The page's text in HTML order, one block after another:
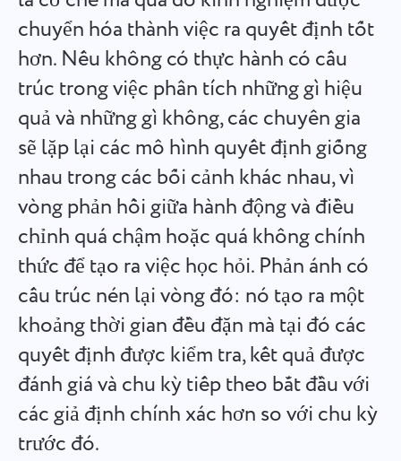
Français
עברית
हिन्दी
Italiano
中文 (中国)
Kiswahili
Português
Русский
Oʻzbek
chuyển hóa thành việc ra quyết định tốt
hơn. Nếu không có thực hành có cấu
trúc trong việc phân tích những gì hiệu
quả và những gì không, các chuyên gia
sẽ lặp lại các mô hình quyết định giống
nhau trong các bối cảnh khác nhau, vì
vòng phản hồi giữa hành động và điều
chỉnh quá chậm hoặc quá không chính
thức để tạo ra việc học hỏi. Phản ánh có
cấu trúc nén lại vòng đó: nó tạo ra một
khoảng thời gian đều đặn mà tại đó các
quyết định được kiểm tra, kết quả được
đánh giá và chu kỳ tiếp theo bắt đầu với
các giả định chính xác hơn so với chu kỳ
trước đó.
Báo cáo
Phân phối tài nguyên bằng cách sử dụng báo cáo về thời
gian đã sử dụng cho mỗi dự án.
Bảng Kanban
Quản lý nhiệm vụ trên bảng Kanban, lọc nhiệm vụ và mở
rộng bảng của bạn.
Quản lý dự án
Quản lý thông tin dự án (trạng thái/thẻ) và hoạt động
nhóm tại một nơi.
Quản lý công ty
Tạo công ty, mời người dùng và phân công vai trò để tối ưu
hóa làm việc nhóm.